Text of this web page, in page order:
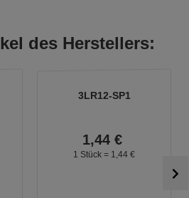
des Herstellers:
3LR12-SP1
1,44 €
1 Stück = 1, 44 €